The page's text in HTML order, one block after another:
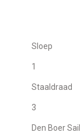
Sloep
1
Staaldraad
3
Den Boer